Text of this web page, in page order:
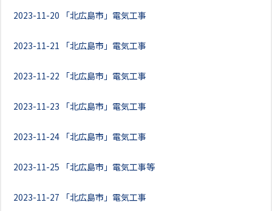
2023-11-20 「北広島市」電気工事
2023-11-21 「北広島市」電気工事
2023-11-22 「北広島市」電気工事
2023-11-23 「北広島市」電気工事
2023-11-24 「北広島市」電気工事
2023-11-25 「北広島市」電気工事等
2023-11-27 「北広島市」電気工事